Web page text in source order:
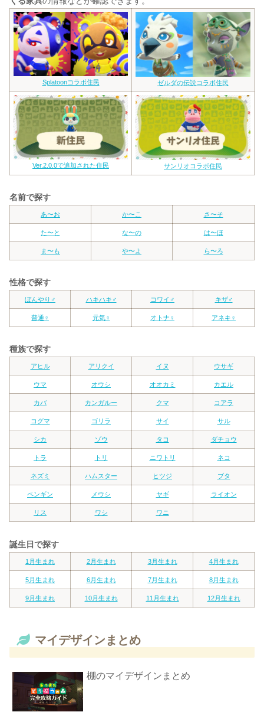
Splatoonコラボ住民 ゼルダの伝説コラボ住民
Ver.2.0.0で追加された住民 サンリオコラボ住民
名前で探す
あ〜お か〜こ さ〜そ
た〜と な〜の は〜ほ
ま〜も や〜よ ら〜ろ
性格で探す
ぼんやり♂ ハキハキ♂ コワイ♂ キザ♂
普通♀ 元気♀ オトナ♀ アネキ♀
種族で探す
アヒル アリクイ イヌ ウサギ
ウマ オウシ オオカミ カエル
カバ カンガルー クマ コアラ
コグマ ゴリラ サイ サル
シカ ゾウ タコ ダチョウ
トラ トリ ニワトリ ネコ
ネズミ ハムスター ヒツジ ブタ
ペンギン メウシ ヤギ ライオン
リス ワシ ワニ
誕生日で探す
1月生まれ 2月生まれ 3月生まれ 4月生まれ
5月生まれ 6月生まれ 7月生まれ 8月生まれ
9月生まれ 10月生まれ 11月生まれ 12月生まれ
マイデザインまとめ
棚のマイデザインまとめ